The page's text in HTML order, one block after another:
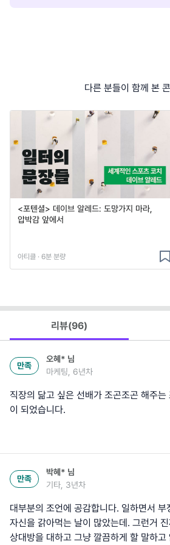
다른 분들이 함께 본
<포텐셜> 데이브 알레드: 도망가지 마라,
압박감 앞에서
아티클 · 6분 분량
리뷰(96)
만족
오혜* 님
마케팅, 6년차
직장의 닮고 싶은 선배가 조곤조곤 해주
이 되었습니다.
만족
박혜* 님
기타, 3년차
대부분의 조언에 공감합니다. 일하면서 부
자신을 갉아먹는 날이 많았는데. 그런거
상대방을 대하고 그냥 깔끔하게 할 말하